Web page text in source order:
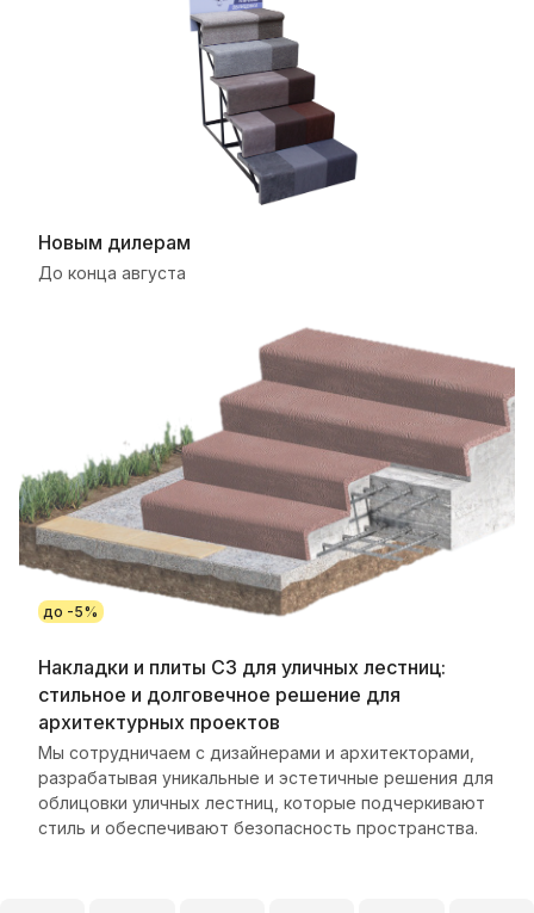
Новым дилерам
До конца августа
до -5%
Накладки и плиты С3 для уличных лестниц:
стильное и долговечное решение для
архитектурных проектов
Мы сотрудничаем с дизайнерами и архитекторами,
разрабатывая уникальные и эстетичные решения для
облицовки уличных лестниц, которые подчеркивают
стиль и обеспечивают безопасность пространства.